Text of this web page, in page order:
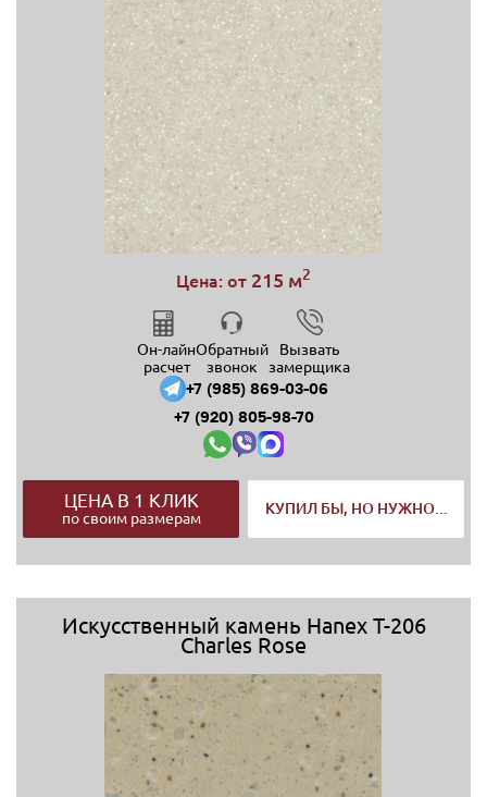
Цена: от 215 м2
Он-лайн
расчет
Обратный
звонок
Вызвать
замерщика
+7 (985) 869-03-06
+7 (920) 805-98-70
ЦЕНА В 1 КЛИК
по своим размерам
КУПИЛ БЫ, НО НУЖНО...
Искусственный камень Hanex T-206
Charles Rose